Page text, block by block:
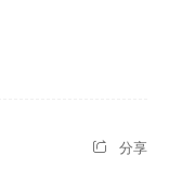
分享